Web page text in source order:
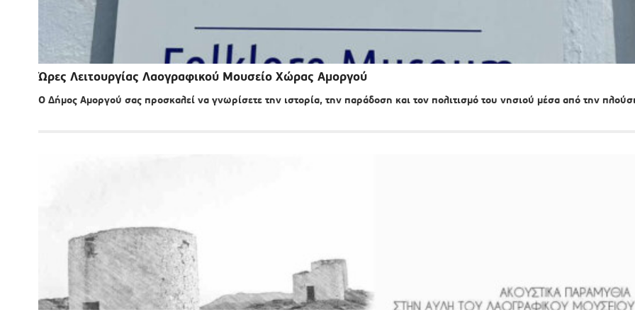
Ώρες Λειτουργίας Λαογραφικού Μουσείο Χώρας Αμοργού
O Δήμος Αμοργού σας προσκαλεί να γνωρίσετε την ιστορία, την παράδοση και τον πολιτισμό του νησιού μέσα από την